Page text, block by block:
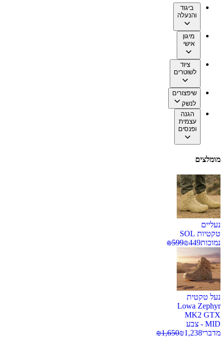
ביגוד
והנעלה
מיגון
אישי
ציוד
לשוטרים
שיפצורים
לנשק
הגנה
עצמית
ופנסים
מומלצים
נעליים
טקטיות SOL
נמוכות
₪449
₪599
נעל טקטית
Lowa Zephyr
MK2 GTX
MID - צבע
מדברי
₪1,238
₪1,650